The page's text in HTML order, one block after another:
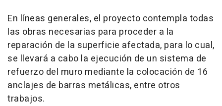
En líneas generales, el proyecto contempla todas
las obras necesarias para proceder a la
reparación de la superficie afectada, para lo cual,
se llevará a cabo la ejecución de un sistema de
refuerzo del muro mediante la colocación de 16
anclajes de barras metálicas, entre otros
trabajos.